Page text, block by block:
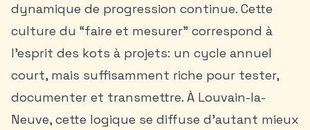
dynamique de progression continue. Cette
culture du “faire et mesurer” correspond à
l’esprit des kots à projets: un cycle annuel
court, mais suffisamment riche pour tester,
documenter et transmettre. À Louvain-la-
Neuve, cette logique se diffuse d’autant mieux